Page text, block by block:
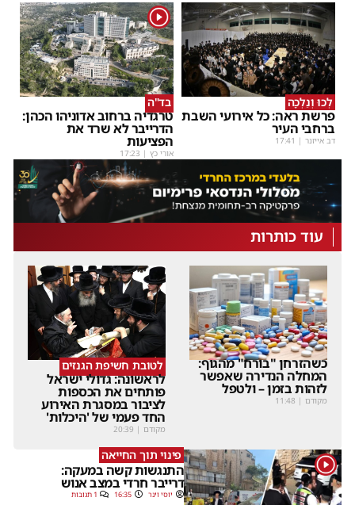
לְכוּ וְנֵלְכָה
פרשת ראה: כל אירועי השבת
ברחבי העיר
דב אייזנר |
17:41
1
בד"ה
טרגדיה ברחוב אדוניהו הכהן:
הדרייבר לא שרד את
הפציעות
אורי כץ |
17:23
עוד כותרות
כשהזרחן "בורח" מהגוף:
המחלה הנדירה שאפשר
לזהות בזמן – ולטפל
מקודם |
11:48
לטובת חשיפת הגנזים
לראשונה: גדולי ישראל
פותחים את הכספות
לציבור במסגרת האירוע
החד פעמי של 'היכלות'
מקודם |
20:39
1 פינוי תוך החייאה
התנגשות קשה במעקה:
דרייבר חרדי במצב אנוש
יוסי וינר 16:35 1 תגובות